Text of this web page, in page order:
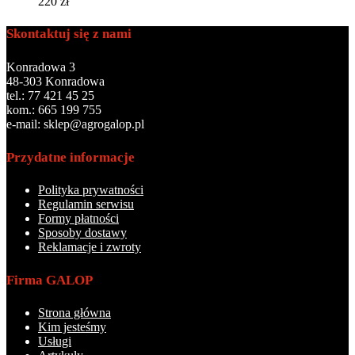
Skontaktuj się z nami
Konradowa 3
48-303 Konradowa
tel.: 77 421 45 25
kom.: 665 199 755
e-mail: sklep@agrogalop.pl
Przydatne informacje
Polityka prywatności
Regulamin serwisu
Formy płatności
Sposoby dostawy
Reklamacje i zwroty
Firma GALOP
Strona główna
Kim jesteśmy
Usługi